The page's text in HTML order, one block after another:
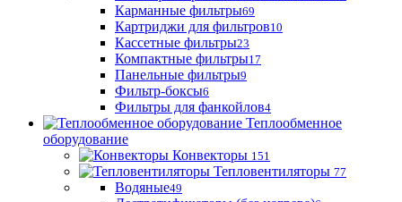
Карманные фильтры69
Картриджи для фильтров10
Кассетные фильтры23
Компактные фильтры17
Панельные фильтры9
Фильтр-боксы6
Фильтры для фанкойлов4
Теплообменное
оборудование
Конвекторы 151
Тепловентиляторы 77
Водяные49